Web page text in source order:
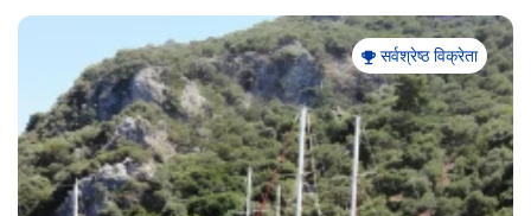
सर्वश्रेष्ठ विक्रेता